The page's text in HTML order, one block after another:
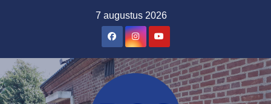
inhoud
7 augustus 2026